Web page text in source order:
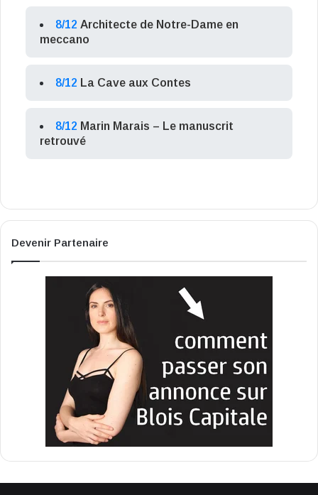
8/12 Architecte de Notre-Dame en
meccano
8/12 La Cave aux Contes
8/12 Marin Marais – Le manuscrit
retrouvé
Devenir Partenaire